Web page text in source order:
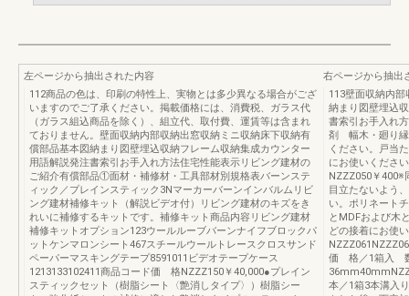
左ページから抽出された内容
112商品の色は、印刷の特性上、実物とは多少異なる場合がござ
いますのでご了承ください。掲載価格には、消費税、ガラス代
（ガラス組込商品を除く）、組立代、取付費、運賃等は含まれ
ておりません。壁面収納内部収納出窓収納ミニ収納床下収納有
償部品基本図納まり図壁埋込収納フレーム収納集成カウンター
用語解説発注書索引お手入れ方法住宅性能表示リビング建材の
ご紹介有償部品①面材・補修材・工具部材別規格表バーンステ
ィック／プレインスティック3Nマーカーバーンインバルムリビ
ング建材補修キット（解説ビデオ付）リビング建材のキズをき
れいに補修するキットです。補修キット商品内容リビング建材
補修キットオプション123ウールルーブバーンナイフブロックパ
ットケンマロンシート467スチールウールトレースクロスサンド
ペーパーマスキングテープ8591011ビデオテープケース
1213133102411商品コード価 格NZZZ150￥40,000●プレイン
スティックセット（樹脂シート〈艶消しタイプ〉）樹脂シー
右ページから抽出
113壁面収納内
納まり図壁埋込
書索引お手入れ
剤 幅木・廻り縁
ください。戸当
にお使いくださ
NZZZ050￥400※
目立たないよう
い。ポリネート
とMDFおよび木
どの接着にお使
価 格／1箱入
本／1箱3本溝入